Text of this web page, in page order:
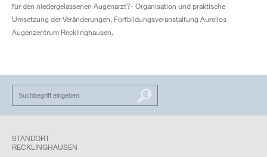
für den niedergelassenen Augenarzt?- Organisation und praktische
Umsetzung der Veränderungen, Fortbildungsveranstaltung Aurelios
Augenzentrum Recklinghausen.
SUCHEN
STANDORT
RECKLINGHAUSEN